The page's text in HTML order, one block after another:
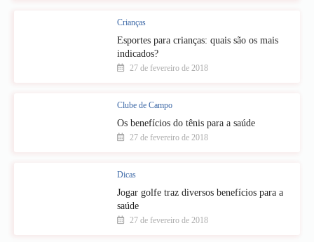
Crianças
Esportes para crianças: quais são os mais
indicados?
27 de fevereiro de 2018
Clube de Campo
Os benefícios do tênis para a saúde
27 de fevereiro de 2018
Dicas
Jogar golfe traz diversos benefícios para a
saúde
27 de fevereiro de 2018